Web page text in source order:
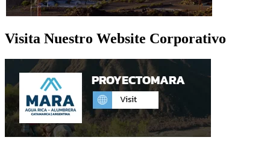
Visita Nuestro Website Corporativo